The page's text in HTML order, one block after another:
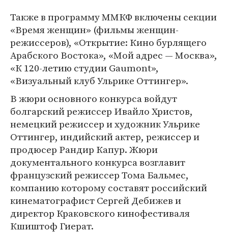
Также в программу ММКФ включены секции
«Время женщин» (фильмы женщин-
режиссеров), «Открытие: Кино бурлящего
Арабского Востока», «Мой адрес — Москва»,
«К 120-летию студии Gaumont»,
«Визуальный клуб Ульрике Оттингер».
В жюри основного конкурса войдут
болгарский режиссер Ивайло Христов,
немецкий режиссер и художник Ульрике
Оттингер, индийский актер, режиссер и
продюсер Рандир Капур. Жюри
документального конкурса возглавит
французский режиссер Тома Бальмес,
компанию которому составят российский
кинематографист Сергей Дебижев и
директор Краковского кинофестиваля
Кшиштоф Гиерат.